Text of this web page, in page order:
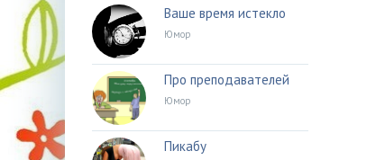
Ваше время истекло
Юмор
Про преподавателей
Юмор
Пикабу